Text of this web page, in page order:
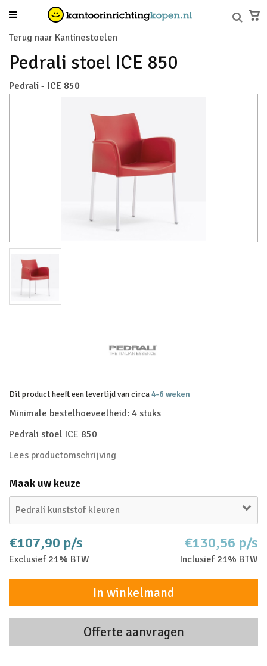
Terug naar Kantinestoelen
Pedrali stoel ICE 850
Pedrali - ICE 850
Dit product heeft een levertijd van circa4-6 weken
Minimale bestelhoeveelheid: 4 stuks
Pedrali stoel ICE 850
Lees productomschrijving
Maak uw keuze
Pedrali kunststof kleuren
€107,90 p/s
Exclusief 21% BTW
€130,56 p/s
Inclusief 21% BTW
In winkelmand
Offerte aanvragen